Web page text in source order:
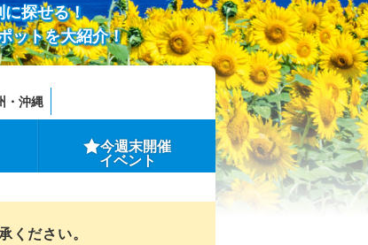
探せる！
ットを大紹介！
・沖縄
今週末開催
イベント
ださい。